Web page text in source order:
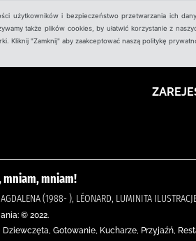
użytkowników i bezpieczeństwo przetwarzania ich
także plików cookies, by ułatwić korzystanie z
Kliknij "Zamknij" aby zaakceptować naszą politykę
mniam, mniam!
(1988- ), LÉONARD, LUMINITA
© 2022.
Dziewczęta, Gotowanie, Kucharze, Przyjaźń,